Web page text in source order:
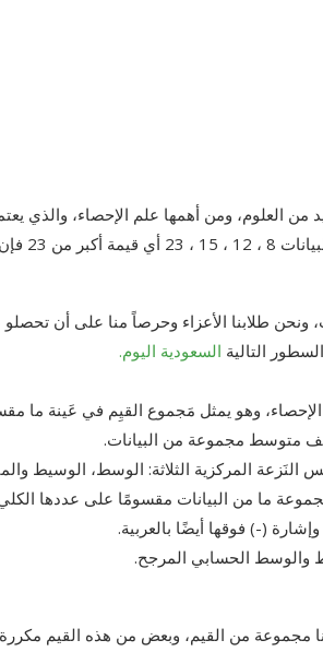
من العلوم، ومن أهمها علم الإحصاء، والذي
القوانين لحل
ونحن طلابنا الأعزاء وحرصاً منا على أن
التالية السعودية اليوم.
وهو يمثل مَجموع القيِم في عَينة ما
متوسط مجموعة من البيانات.
المركزية الثلاثة: الوسط، الوسيط
ما من البيانات مقسومًا على عددها
والوسط الحسابي المرجح.
مجموعة من القيم، وبعض من هذه القيم